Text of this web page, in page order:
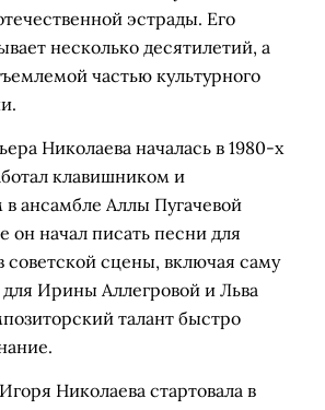
эстрады. Его
несколько десятилетий, а
частью культурного
Николаева началась в 1980-х
клавишником и
ансамбле Аллы Пугачевой
он начал писать песни для
советской сцены, включая саму
для Ирины Аллегровой и Льва
талант быстро
Николаева стартовала в